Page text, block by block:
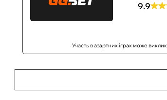
9.9
Участь в азартних іграх може